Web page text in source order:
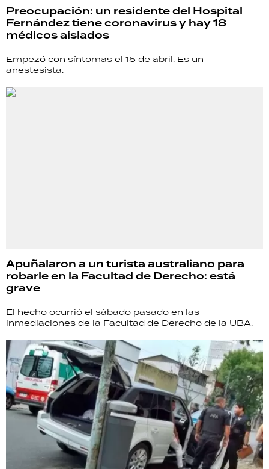
Preocupación: un residente del Hospital
Fernández tiene coronavirus y hay 18
médicos aislados
Empezó con síntomas el 15 de abril. Es un
anestesista.
Apuñalaron a un turista australiano para
robarle en la Facultad de Derecho: está
grave
El hecho ocurrió el sábado pasado en las
inmediaciones de la Facultad de Derecho de la UBA.